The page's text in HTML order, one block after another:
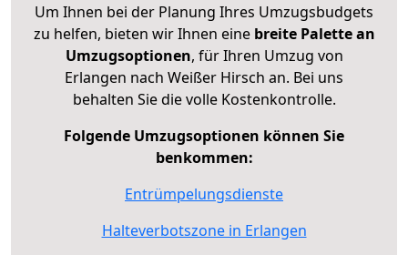
Um Ihnen bei der Planung Ihres Umzugsbudgets
zu helfen, bieten wir Ihnen eine breite Palette an
Umzugsoptionen, für Ihren Umzug von
Erlangen nach Weißer Hirsch an. Bei uns
behalten Sie die volle Kostenkontrolle.
Folgende Umzugsoptionen können Sie
benkommen:
Entrümpelungsdienste
Halteverbotszone in Erlangen